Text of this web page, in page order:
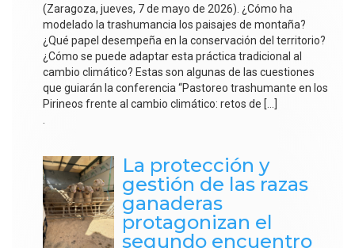
(Zaragoza, jueves, 7 de mayo de 2026). ¿Cómo ha
modelado la trashumancia los paisajes de montaña?
¿Qué papel desempeña en la conservación del territorio?
¿Cómo se puede adaptar esta práctica tradicional al
cambio climático? Estas son algunas de las cuestiones
que guiarán la conferencia “Pastoreo trashumante en los
Pirineos frente al cambio climático: retos de […]
La protección y
gestión de las razas
ganaderas
protagonizan el
segundo encuentro